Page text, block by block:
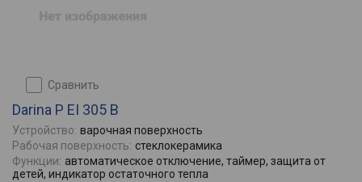
сравнить
Darina P EI 305 B
Устройство: варочная поверхность
Рабочая поверхность: стеклокерамика
Функции: автоматическое отключение, таймер, защита от
детей, индикатор остаточного тепла